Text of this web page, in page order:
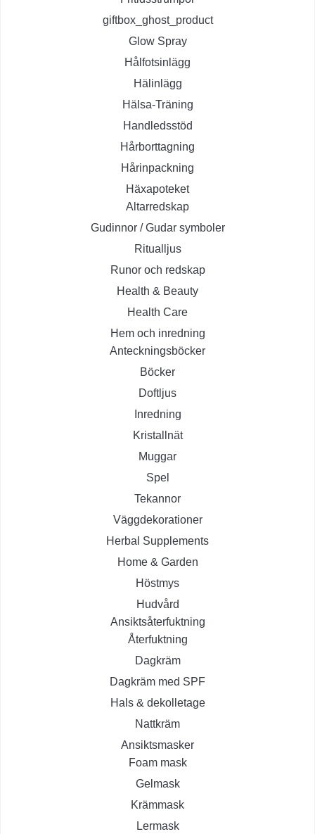
giftbox_ghost_product
Glow Spray
Hålfotsinlägg
Hälinlägg
Hälsa-Träning
Handledsstöd
Hårborttagning
Hårinpackning
Häxapoteket
Altarredskap
Gudinnor / Gudar symboler
Ritualljus
Runor och redskap
Health & Beauty
Health Care
Hem och inredning
Anteckningsböcker
Böcker
Doftljus
Inredning
Kristallnät
Muggar
Spel
Tekannor
Väggdekorationer
Herbal Supplements
Home & Garden
Höstmys
Hudvård
Ansiktsåterfuktning
Återfuktning
Dagkräm
Dagkräm med SPF
Hals & dekolletage
Nattkräm
Ansiktsmasker
Foam mask
Gelmask
Krämmask
Lermask